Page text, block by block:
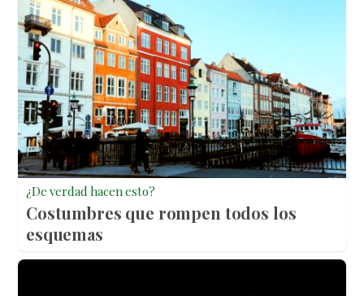
¿De verdad hacen esto?
Costumbres que rompen todos los
esquemas